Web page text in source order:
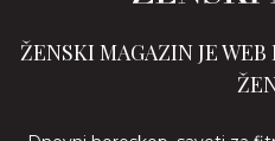
ŽENSKI MAGAZIN JE